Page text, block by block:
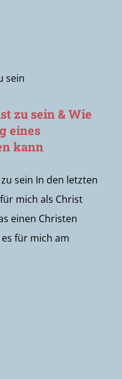
zu sein & Wie
eines
kann
sein In den letzten
mich als Christ
einen Christen
für mich am